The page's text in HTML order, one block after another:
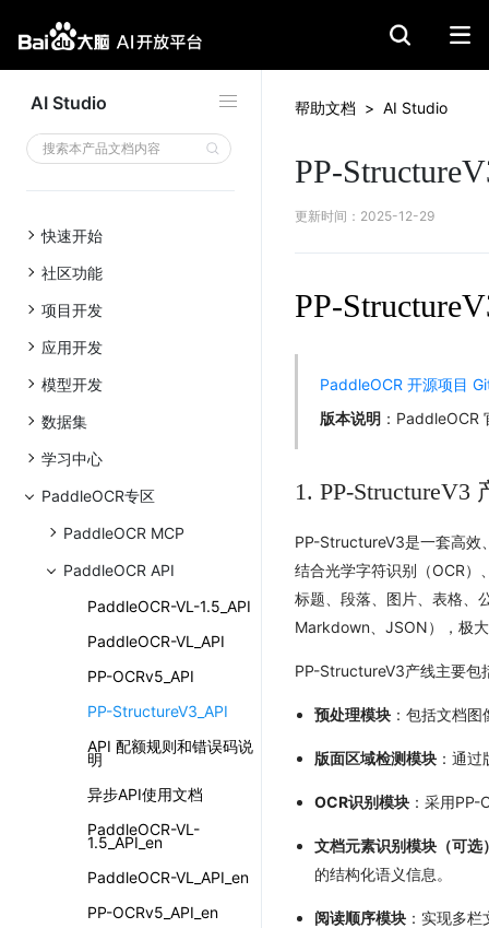
AI Studio
快速开始
社区功能
项目开发
应用开发
模型开发
数据集
学习中心
PaddleOCR专区
PaddleOCR MCP
PaddleOCR API
PaddleOCR-VL-1.5_API
PaddleOCR-VL_API
PP-OCRv5_API
PP-StructureV3_API
API 配额规则和错误码说
明
异步API使用文档
PaddleOCR-VL-
1.5_API_en
PaddleOCR-VL_API_en
PP-OCRv5_API_en
帮助文档 > AI Studio
2. API 配额规则及错误码说明
PP-
更新时间 ： 2025-12-29
PP-
PaddleOCR 开源项目
版本说明 ：
1. PP-StructureV3
PP-StructureV3是一套高效
结合光学字符识别（OCR
标题、段落、图片、表格、
Markdown、JSON），极
PP-StructureV3产线主要包
预处理模块 ：包括文档
版面区域检测模块 ：通
OCR识别模块 ：采用
文档元素识别模块（可选
的结构化语义信息。
阅读顺序模块 ：实现多